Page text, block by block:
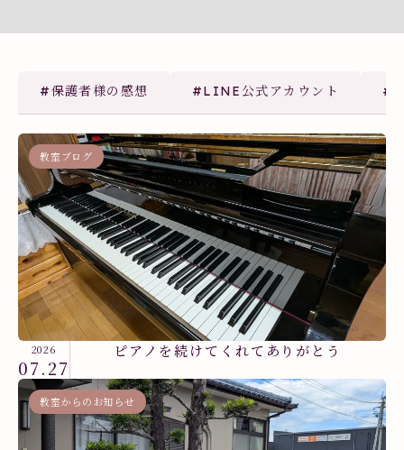
#保護者様の感想 #LINE公式アカウント #
教室ブログ
2026
07.27
ピアノを続けてくれてありがとう
教室からのお知らせ